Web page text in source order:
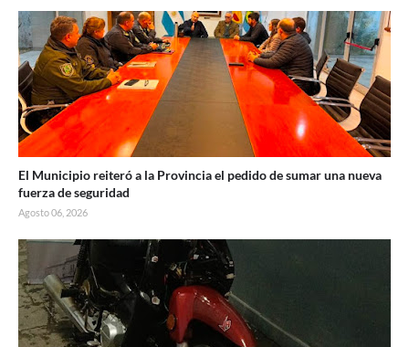
El Municipio reiteró a la Provincia el pedido de sumar una nueva
fuerza de seguridad
Agosto 06, 2026